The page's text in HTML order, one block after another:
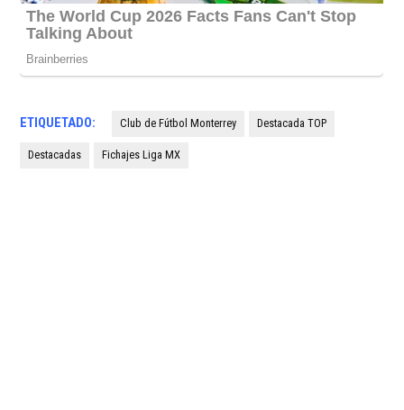
ETIQUETADO: Club de Fútbol Monterrey Destacada TOP
Destacadas Fichajes Liga MX